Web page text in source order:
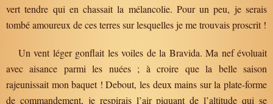
vert tendre qui en chassait la mélancolie. Pour un peu, je serais
tombé amoureux de ces terres sur lesquelles je me trouvais proscrit !
Un vent léger gonflait les voiles de la Bravida. Ma nef évoluait
avec aisance parmi les nuées ; à croire que la belle saison
rajeunissait mon baquet ! Debout, les deux mains sur la plate-forme
de commandement, je respirais l’air piquant de l’altitude qui se